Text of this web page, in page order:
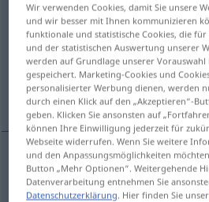
Billigungf <Billigung ;ohne pl>
Übersicht aller
(Für mehr Details die Übersetzung
onaylama
onay(lama) Billigung
Wir verwenden Cookies, damit Sie unsere
und wir besser mit Ihnen kommunizieren
funktionale und statistische Cookies, die
und der statistischen Auswertung unserer
werden auf Grundlage unserer
gespeichert. Marketing-Cookies und
personalisierter Werbung dienen, werden
durch einen Klick auf den „Akzeptieren“-
geben. Klicken Sie ansonsten auf
können Ihre Einwilligung jederzeit für
Webseite widerrufen. Wenn Sie weitere
und den Anpassungsmöglichkeiten
Button „Mehr Optionen“. Weitergehende
Datenverarbeitung entnehmen Sie
Datenschutzerklärung. Hier finden Sie